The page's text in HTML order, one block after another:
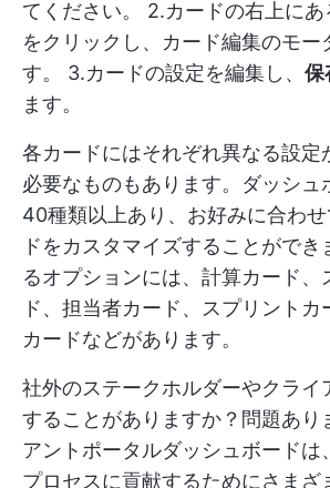
てください。 2.カードの右上にあ
をクリックし、カード編集のモー
す。 3.カードの設定を編集し、 保
ます。
各カードにはそれぞれ異なる設定
必要なものもあります。ダッシュ
40種類以上あり、お好みに合わ
ドをカスタマイズすることができ
るオプションには、計算カード、
ド、担当者カード、スプリントカ
カードなどがあります。
社外のステークホルダーやクライ
することがありますか？問題あり
アントポータルダッシュボードは
プロセスに貢献するためにさまざ